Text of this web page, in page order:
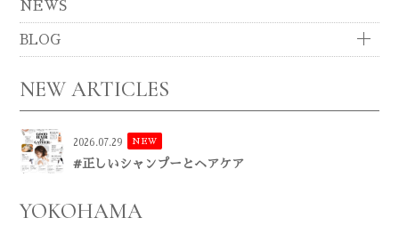
NEWS
BLOG
NEW ARTICLES
2026.07.29 NEW
#正しいシャンプーとヘアケア
YOKOHAMA